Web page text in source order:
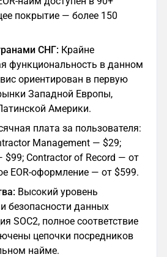
покрытие — более 150
СНГ: Крайне
функциональность в данном
ориентирован в первую
Западной Европы,
Америки.
плата за пользователя:
Management — $29;
Contractor of Record — от
EOR-оформление — от $599.
Высокий уровень
безопасности данных
SOC2, полное соответствие
цепочки посредников
найме.